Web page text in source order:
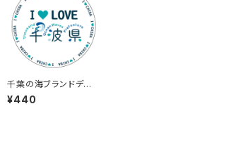
千葉の海ブランドデザ
イン：ステッカー3
¥440